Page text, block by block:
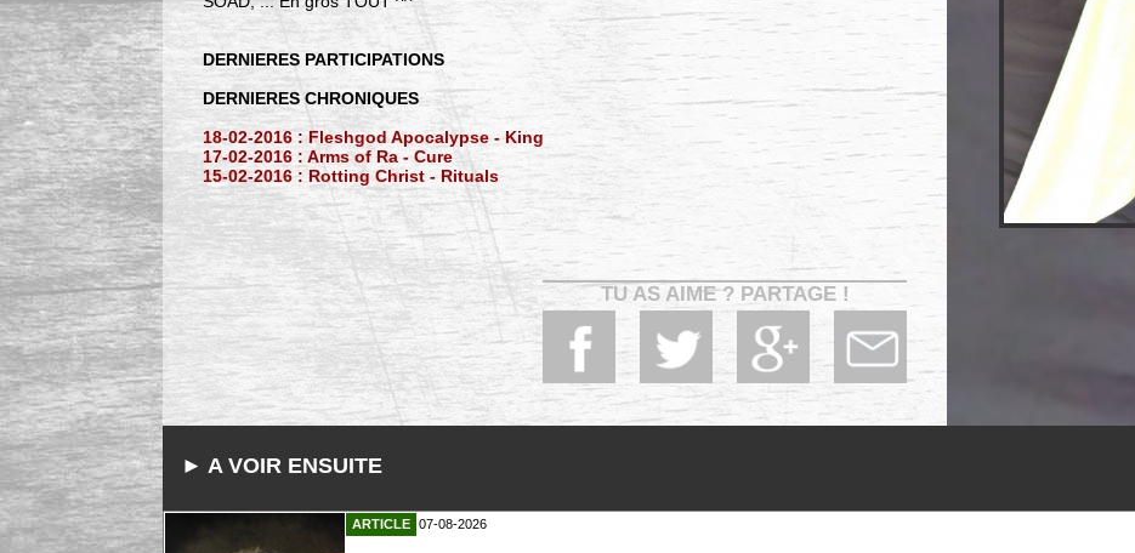
DERNIERES PARTICIPATIONS
DERNIERES CHRONIQUES
18-02-2016 : Fleshgod Apocalypse - King
17-02-2016 : Arms of Ra - Cure
15-02-2016 : Rotting Christ - Rituals
TU AS AIME ? PARTAGE !
► A VOIR ENSUITE
ARTICLE 07-08-2026